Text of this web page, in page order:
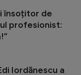
însoțitor de
profesionist:
Iordănescu a